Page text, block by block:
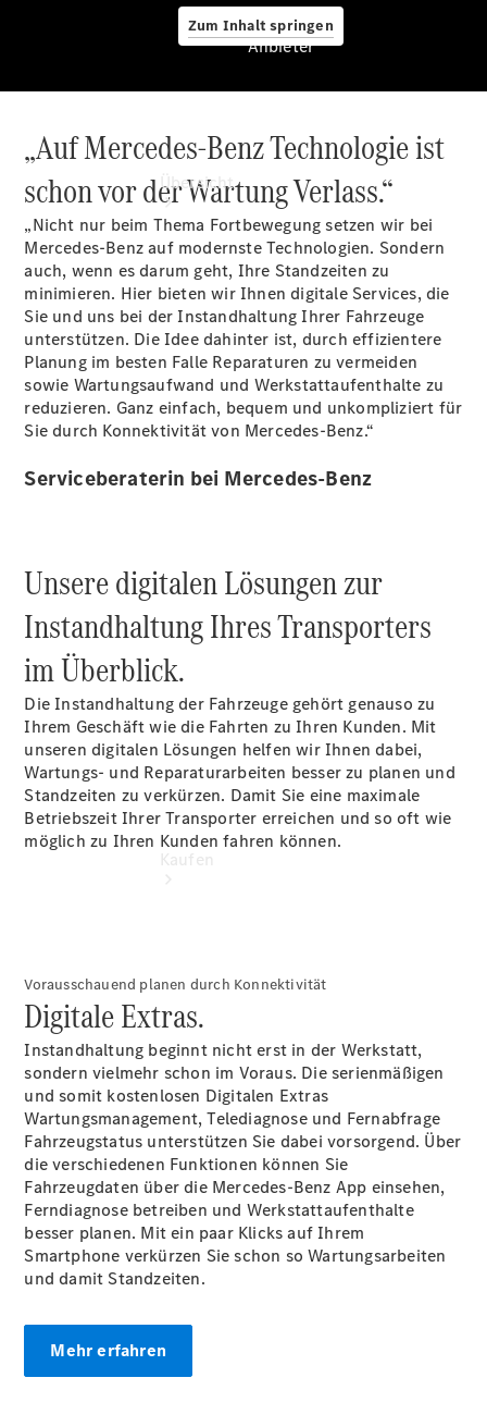
Zum Inhalt springen
Anbieter
Übersicht
Startseite
Modellübersicht
Konfigurator
Ansprechpartner
Probefahrt
vereinbaren
7461 1789 0
Übersicht
Neuwagenangebote
Übersicht
Transporter
Highlights
Leasing
Leasing
Gewerbekunden
Finanzierung
Anbieter
„Auf Mercedes-Benz Technologie ist
schon vor der Wartung Verlass.“
„Nicht nur beim Thema Fortbewegung setzen wir bei
Mercedes-Benz auf modernste Technologien. Sondern
auch, wenn es darum geht, Ihre Standzeiten zu
minimieren. Hier bieten wir Ihnen digitale Services, die
Sie und uns bei der Instandhaltung Ihrer Fahrzeuge
unterstützen. Die Idee dahinter ist, durch effizientere
Planung im besten Falle Reparaturen zu vermeiden
sowie Wartungsaufwand und Werkstattaufenthalte zu
reduzieren. Ganz einfach, bequem und unkompliziert für
Sie durch Konnektivität von Mercedes-Benz.“
Serviceberaterin bei Mercedes-Benz
Unsere digitalen Lösungen zur
Instandhaltung Ihres Transporters
im Überblick.
Die Instandhaltung der Fahrzeuge gehört genauso zu
Ihrem Geschäft wie die Fahrten zu Ihren Kunden. Mit
unseren digitalen Lösungen helfen wir Ihnen dabei,
Wartungs- und Reparaturarbeiten besser zu planen und
Standzeiten zu verkürzen. Damit Sie eine maximale
Betriebszeit Ihrer Transporter erreichen und so oft wie
möglich zu Ihren Kunden fahren können.
Vorausschauend planen durch Konnektivität
Digitale Extras.
Instandhaltung beginnt nicht erst in der Werkstatt,
sondern vielmehr schon im Voraus. Die serienmäßigen
und somit kostenlosen Digitalen Extras
Wartungsmanagement, Telediagnose und Fernabfrage
Fahrzeugstatus unterstützen Sie dabei vorsorgend. Über
die verschiedenen Funktionen können Sie
Fahrzeugdaten über die Mercedes-Benz App einsehen,
Ferndiagnose betreiben und Werkstattaufenthalte
besser planen. Mit ein paar Klicks auf Ihrem
Smartphone verkürzen Sie schon so Wartungsarbeiten
und damit Standzeiten.
Mehr erfahren